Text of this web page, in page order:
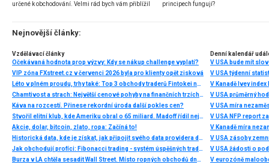
určené k obchodování. Velmi rád bych vám přiblížil
několik příkladů nejznámějších z nich.
principech fungují?
Nejnovější články:
Vzdělávací články
Očekávaná hodnota prop výzvy: Kdy se nákup challenge vyplatí?
VIP zóna FXstreet.cz v červenci 2026 byla pro klienty opět zisková
Léto v plném proudu, trhy také: Top 3 obchody traderů Fintokei na indexech a zlatě
Chamtivost a strach: Největší cenové pohyby na finančních trzích (červenec 2026)
Káva na rozcestí. Přinese rekordní úroda další pokles cen?
Stvořil elitní klub, kde Ameriku obral o 65 miliard. Madoff řídil největší Ponzi dějin
Akcie, dolar, bitcoin, zlato, ropa: Začíná to!
Historická data, kde je získat, jak připojit svého data providera do MultiCharts a proč je budeme potřebovat? (4. díl)
Jak obchodují profíci: Fibonacci trading - systém úspěšných traderů
Burza v LA chtěla sesadit Wall Street. Místo ropných obchodů dnes místem duní basy
Denní kalendář
V USA bude mít
V USA týdenní
V Kanadě Ivey index
V USA průměrný
V USA míra
V USA NFP report
V Kanadě míra
V USA zásoby
V USA žádosti o
V eurozóně